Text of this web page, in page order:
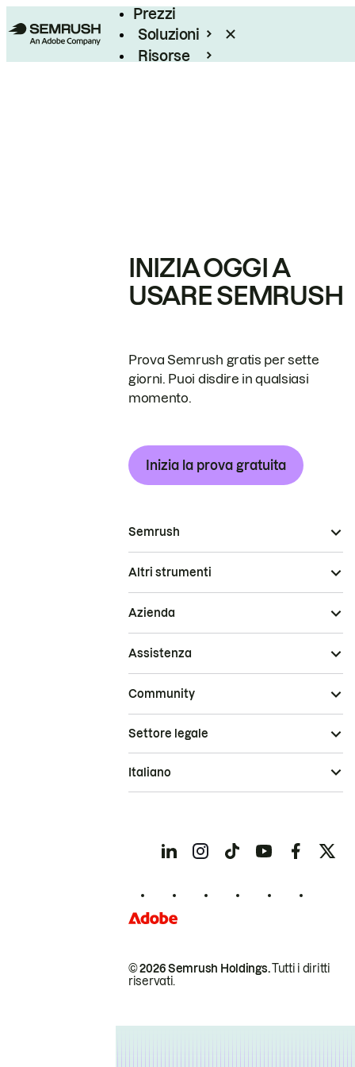
Prezzi
Soluzioni
Risorse
INIZIA OGGI A
USARE SEMRUSH
Prova Semrush gratis per sette
giorni. Puoi disdire in qualsiasi
momento.
Inizia la prova gratuita
Semrush
Altri strumenti
Azienda
Assistenza
Community
© 2026 Semrush Holdings.Tutti i diritti
riservati.
Settore legale
Italiano